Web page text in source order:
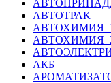
АВТОТРАК
АВТОХИМИЯ_1
АКБ